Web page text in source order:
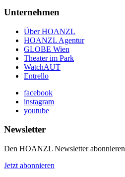
Unternehmen
Über HOANZL
HOANZL Agentur
GLOBE Wien
Theater im Park
WatchAUT
Entrello
facebook
instagram
youtube
Newsletter
Den HOANZL Newsletter abonnieren
Jetzt abonnieren